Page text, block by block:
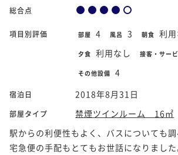
総合点
項目別評価 部屋 4 風呂 3 朝食 利
夕食 利用なし 接客・サー
その他設備 4
宿泊日 2018年8月31日
部屋タイプ
禁煙ツインルーム 16㎡
駅からの利便性もよく、バスについても調
宅急便の手配もとてもお世話になりまし